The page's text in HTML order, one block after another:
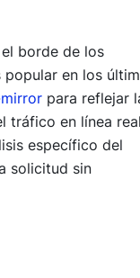
borde de los
popular en los
para reflejar
tráfico en línea
específico del
solicitud sin